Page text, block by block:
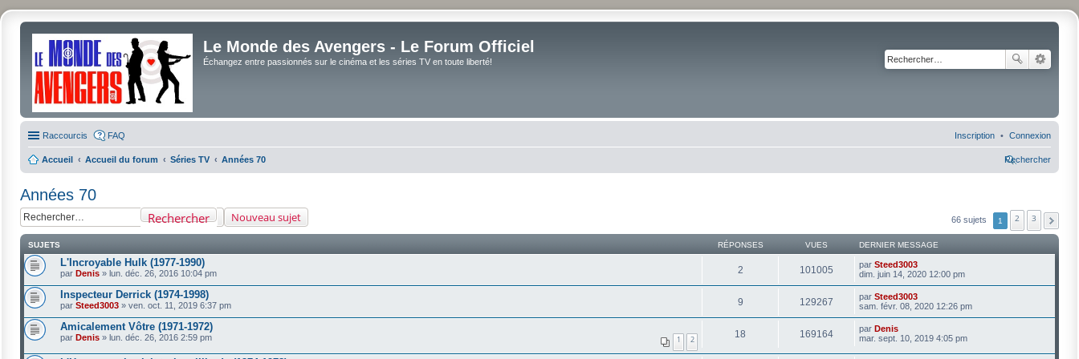
Le Monde des Avengers - Le Forum Officiel
Échangez entre passionnés sur le cinéma et les séries TV en toute liberté!
Raccourcis FAQ Connexion
Inscription
Accueil Accueil du forum Séries TV Années 70 Rechercher
Années 70
Nouveau sujet
Rechercher 66 sujets 1 2 3
SUJETS RÉPONSES VUES DERNIER MESSAGE
L'Incroyable Hulk (1977-1990)
par Denis » lun. déc. 26, 2016 10:04 pm 2 101005 par Steed3003
dim. juin 14, 2020 12:00 pm
Inspecteur Derrick (1974-1998)
par Steed3003 » ven. oct. 11, 2019 6:37 pm 9 129267 par Steed3003
sam. févr. 08, 2020 12:26 pm
Amicalement Vôtre (1971-1972)
par Denis » lun. déc. 26, 2016 2:59 pm 1 2 18 169164 par Denis
mar. sept. 10, 2019 4:05 pm